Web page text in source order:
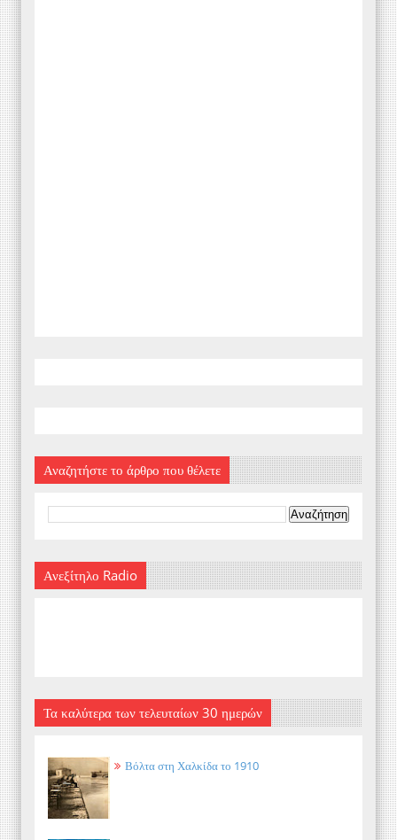
Αναζητήστε το άρθρο που θέλετε
Ανεξίτηλο Radio
Τα καλύτερα των τελευταίων 30 ημερών
Βόλτα στη Χαλκίδα το 1910